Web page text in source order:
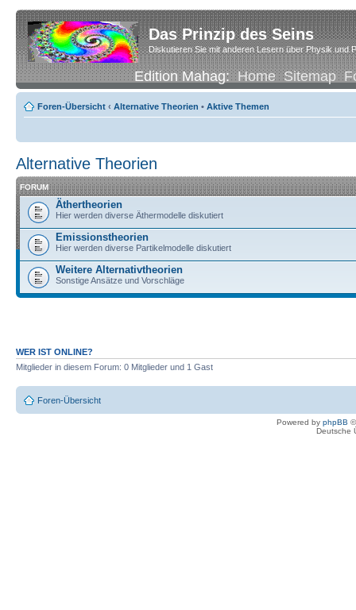
Das Prinzip des Seins
Diskutieren Sie mit anderen Lesern über Physik und
Edition Mahag:Home Sitemap
Foren-Übersicht ‹ Alternative Theorien • Aktive Themen
Alternative Theorien
FORUM
Äthertheorien
Hier werden diverse Äthermodelle diskutiert
Emissionstheorien
Hier werden diverse Partikelmodelle diskutiert
Weitere Alternativtheorien
Sonstige Ansätze und Vorschläge
WER IST ONLINE?
Mitglieder in diesem Forum: 0 Mitglieder und 1 Gast
Foren-Übersicht
Powered by phpBB
Deutsche